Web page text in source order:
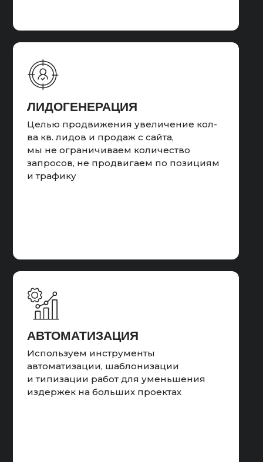
ДОБАВЛЕНИЕ
КЛЮЧЕВЫХ ФРАЗ
с органического трафика и добавление
конверсионных фраз в поисковые
фразы РК
рекламных объявления и семантику.
Провели масштабирование на регионы
или сегменты с помощью расширения
семантического ядра.
ЛИДОГЕНЕРАЦИЯ
Целью продвижения увеличение кол-
ва кв. лидов и продаж с сайта,
мы не ограничиваем количество
запросов, не продвигаем по позициям
и трафику
АВТОМАТИЗАЦИЯ
Используем инструменты
автоматизации, шаблонизации
и типизации работ для уменьшения
издержек на больших проектах